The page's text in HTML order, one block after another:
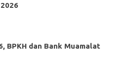
BPKH dan Bank Muamalat